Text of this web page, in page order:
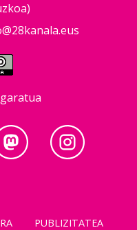
PUBLIZITATEA